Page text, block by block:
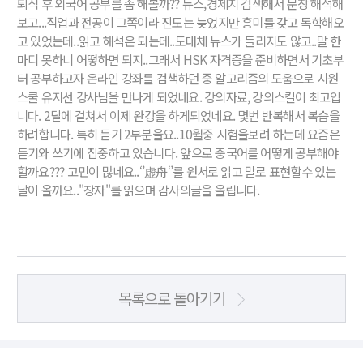
보고...직업과 전공이 그쪽이라 진도는 늦었지만 흥미를 갖고 독학해오
고 있었는데..읽고 해석은 되는데..도대체 뉴스가 들리지도 않고..말 한
마디 못하니 어떻하면 되지..그래서 HSK 자격증을 준비하면서 기초부
터 공부하고자 온라인 강좌를 검색하던 중 알고리즘의 도움으로 시원
스쿨 유지선 강사님을 만나게 되었네요. 강의자료, 강의스킬이 최고입
니다. 2달에 걸쳐서 이제 완강을 하게되었네요. 몇번 반복해서 복습을
하려합니다. 특히 듣기 2부분을요..10월중 시험을보려 하는데 요즘은
듣기와 쓰기에 집중하고 있습니다. 앞으로 중국어를 어떻게 공부해야
할까요??? 고민이 많네요..‘’虚舟‘’를 원서로 읽고 말로 표현할수 있는
날이 올까요.."장자"를 읽으며 감사의글을 올립니다.
목록으로 돌아기기